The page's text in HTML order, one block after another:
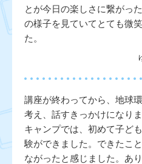
とが今日の楽しさに繋がっ
の様子を見ていてとても微
た。
講座が終わってから、地球
考え、話すきっかけになり
キャンプでは、初めて子ど
験ができました。できたこ
ながったと感じました。あ